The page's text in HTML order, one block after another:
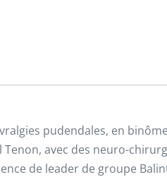
pudendales, en
avec des neuro-
de leader de groupe